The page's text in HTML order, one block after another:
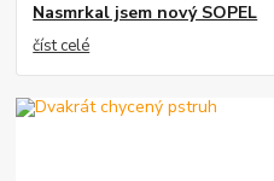
Nasmrkal jsem nový SOPEL
číst celé